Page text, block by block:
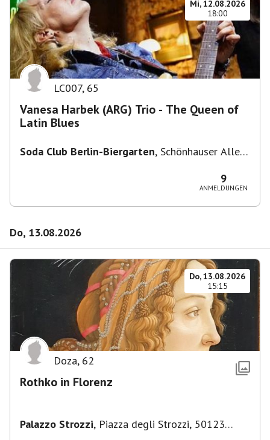
Mi, 12.08.2026
18:00
LC007, 65
Vanesa Harbek (ARG) Trio - The Queen of
Latin Blues
Soda Club Berlin-Biergarten, Schönhauser Allee
9
ANMELDUNGEN
Do, 13.08.2026
Do, 13.08.2026
15:15
Doza, 62
Rothko in Florenz
Palazzo Strozzi, Piazza degli Strozzi, 50123